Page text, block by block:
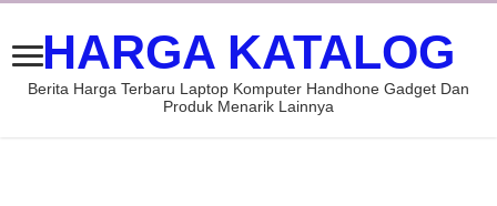
HARGA KATALOG
Berita Harga Terbaru Laptop Komputer Handhone Gadget Dan
Produk Menarik Lainnya